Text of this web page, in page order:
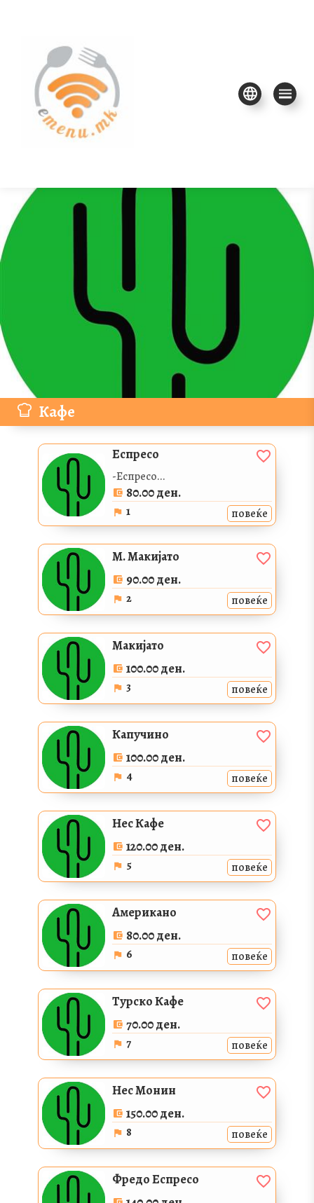
Кафе
Еспресо
-Еспресо...
80.00 ден.
1 повеќе
М. Макијато
90.00 ден.
2 повеќе
Макијато
100.00 ден.
3 повеќе
Капучино
100.00 ден.
4 повеќе
Нес Кафе
120.00 ден.
5 повеќе
Американо
80.00 ден.
6 повеќе
Турско Кафе
70.00 ден.
7 повеќе
Нес Монин
150.00 ден.
8 повеќе
Фредо Еспресо